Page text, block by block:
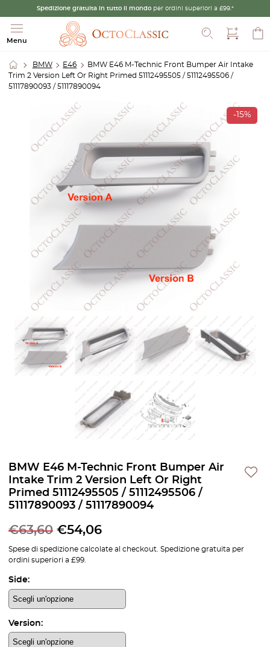
Spedizione gratuita in tutto il mondo per ordini superiori a £99.*
Menu
Cerca
BMW E46
BMW E46 M-Technic Front Bumper Air Intake
Trim 2 Version Left Or Right Primed 51112495505 / 51112495506 /
51117890093 / 51117890094
-15%
BMW E46 M-Technic Front Bumper Air
Intake Trim 2 Version Left Or Right
Primed 51112495505 / 51112495506 /
51117890093 / 51117890094
€63,60 €54,06
Spese di spedizione calcolate al checkout. Spedizione gratuita per
ordini superiori a £99.
Side:
Version: